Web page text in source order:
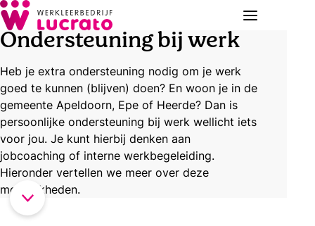
Ondersteuning bij werk
Heb je extra ondersteuning nodig om je werk
goed te kunnen (blijven) doen? En woon je in de
gemeente Apeldoorn, Epe of Heerde? Dan is
persoonlijke ondersteuning bij werk wellicht iets
voor jou. Je kunt hierbij denken aan
jobcoaching of interne werkbegeleiding.
Hieronder vertellen we meer over deze
mogelijkheden.